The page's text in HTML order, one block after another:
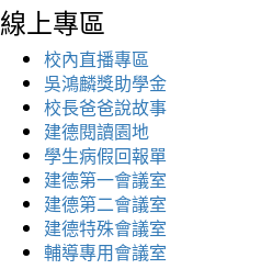
線上專區
校內直播專區
吳鴻麟獎助學金
校長爸爸說故事
建德閱讀園地
學生病假回報單
建德第一會議室
建德第二會議室
建德特殊會議室
輔導專用會議室